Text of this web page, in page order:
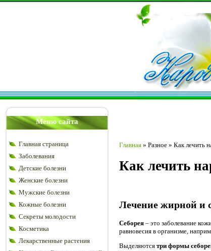
Меню сайта
Главная страница
Заболевания
Детские болезни
Женские болезни
Мужские болезни
Кожные болезни
Секреты молодости
Косметика
Лекарственные растения
Главная » Разное » Как лечить
Как лечить
Лечение жирной и
Себорея – это заболевание
равновесия в организме,
Выделяются три формы